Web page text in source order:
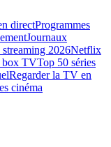
directProgrammes
Journaux
2026Netflix
box TVTop 50 séries
Regarder la TV en
cinéma